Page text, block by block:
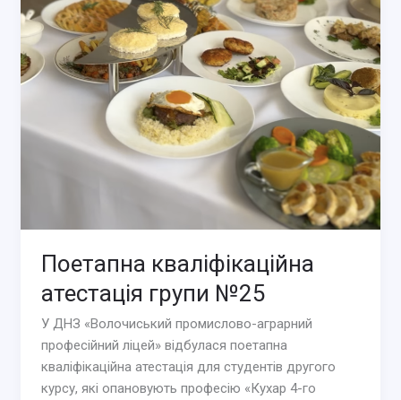
Поетапна кваліфікаційна
атестація групи №25
У ДНЗ «Волочиський промислово-аграрний
професійний ліцей» відбулася поетапна
кваліфікаційна атестація для студентів другого
курсу, які опановують професію «Кухар 4-го